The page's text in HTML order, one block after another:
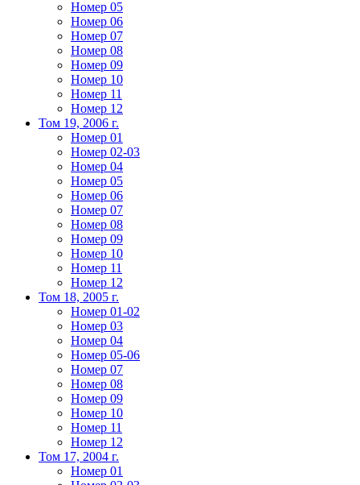
Номер 05
Номер 06
Номер 07
Номер 08
Номер 09
Номер 10
Номер 11
Номер 12
Том 19, 2006 г.
Номер 01
Номер 02-03
Номер 04
Номер 05
Номер 06
Номер 07
Номер 08
Номер 09
Номер 10
Номер 11
Номер 12
Том 18, 2005 г.
Номер 01-02
Номер 03
Номер 04
Номер 05-06
Номер 07
Номер 08
Номер 09
Номер 10
Номер 11
Номер 12
Том 17, 2004 г.
Номер 01